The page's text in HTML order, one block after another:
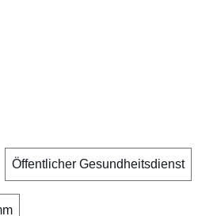
Öffentlicher Gesundheitsdienst